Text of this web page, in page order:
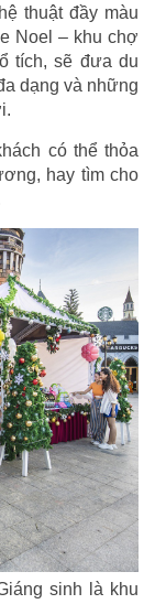
thuật đầy màu
Noel – khu chợ
tích, sẽ đưa du
dạng và những
có thể thỏa
hay tìm cho
sinh là khu